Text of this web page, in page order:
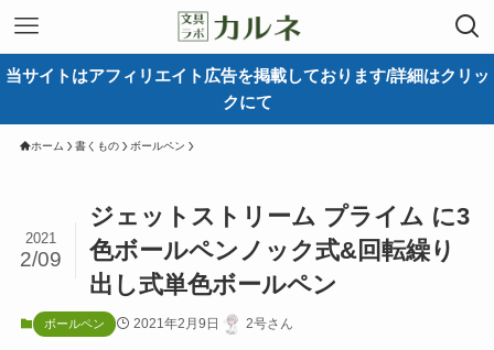
当サイトはアフィリエイト広告を掲載しております/詳細はクリッ
クにて
ホーム 書くもの ボールペン
ジェットストリーム プライム に3
色ボールペンノック式&回転繰り
出し式単色ボールペン
2021
2/09
ボールペン 2021年2月9日 2号さん